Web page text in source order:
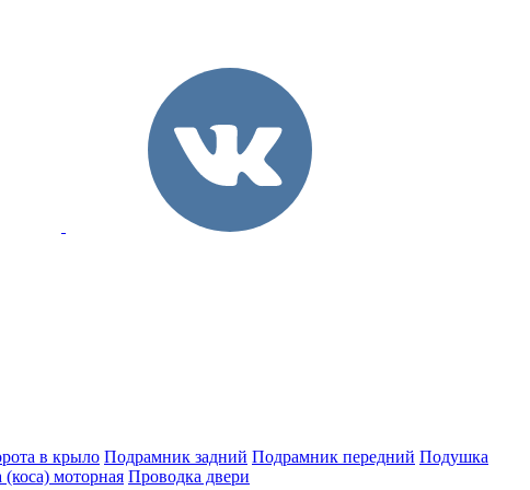
в крыло Подрамник задний Подрамник передний Подушка
моторная Проводка двери